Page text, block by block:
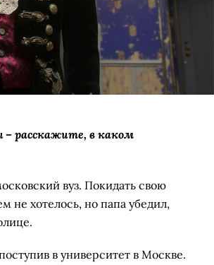
расскажите, в каком
вуз. Покидать свою
не хотелось, но папа убедил,
в университет в Москве.